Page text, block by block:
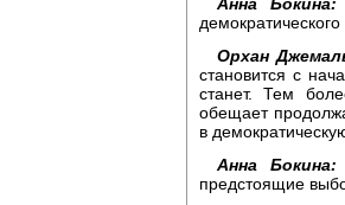
Орхан
становится с
станет. Тем
обещает
в
Анна Бокина:
предстоящие